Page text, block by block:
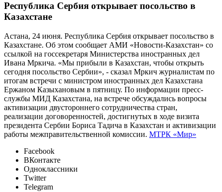
Республика Сербия открывает посольство в
Казахстане
Астана, 24 июня. Республика Сербия открывает посольство в
Казахстане. Об этом сообщает АМИ «Новости-Казахстан» со
ссылкой на госсекретаря Министерства иностранных дел
Ивана Мркича. «Мы прибыли в Казахстан, чтобы открыть
сегодня посольство Сербии», - сказал Мркич журналистам по
итогам встречи с министром иностранных дел Казахстана
Ержаном Казыхановым в пятницу. По информации пресс-
службы МИД Казахстана, на встрече обсуждались вопросы
активизации двустороннего сотрудничества стран,
реализации договоренностей, достигнутых в ходе визита
президента Сербии Бориса Тадича в Казахстан и активизации
работы межправительственной комиссии. МТРК «Мир»
Facebook
ВКонтакте
Одноклассники
Twitter
Telegram